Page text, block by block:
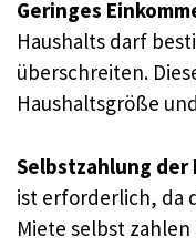
Geringes
Haushalts darf
überschreiten.
Haushaltsgröße
Selbstzahlung der
ist erforderlich, da
Miete selbst